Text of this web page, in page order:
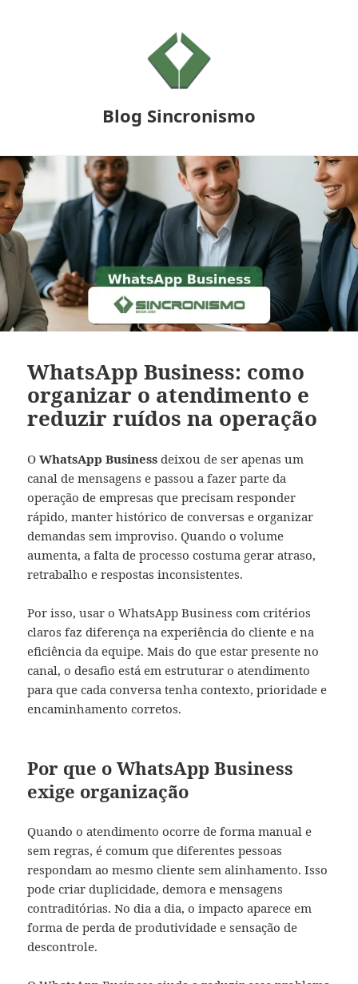
Blog Sincronismo
WhatsApp Business: como
organizar o atendimento e
reduzir ruídos na operação
OWhatsApp Business deixou de ser apenas um
canal de mensagens e passou a fazer parte da
operação de empresas que precisam responder
rápido, manter histórico de conversas e organizar
demandas sem improviso. Quando o volume
aumenta, a falta de processo costuma gerar atraso,
retrabalho e respostas inconsistentes.
Por isso, usar o WhatsApp Business com critérios
claros faz diferença na experiência do cliente e na
eficiência da equipe. Mais do que estar presente no
canal, o desafio está em estruturar o atendimento
para que cada conversa tenha contexto, prioridade e
encaminhamento corretos.
Por que o WhatsApp Business
exige organização
Quando o atendimento ocorre de forma manual e
sem regras, é comum que diferentes pessoas
respondam ao mesmo cliente sem alinhamento. Isso
pode criar duplicidade, demora e mensagens
contraditórias. No dia a dia, o impacto aparece em
forma de perda de produtividade e sensação de
descontrole.